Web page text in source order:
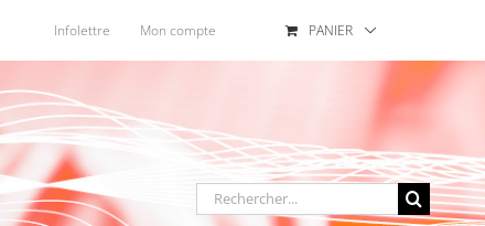
Infolettre Mon compte PANIER
Rechercher
: